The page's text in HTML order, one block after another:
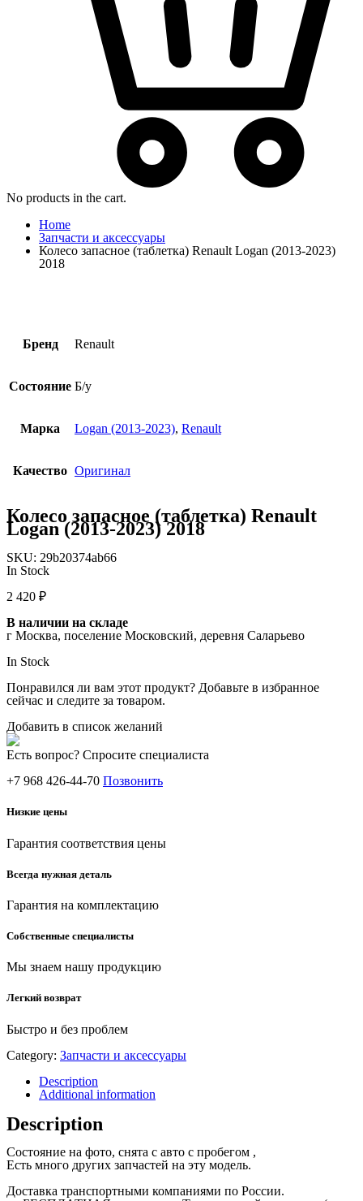
No products in the cart.
Home
Запчасти и аксессуары
Колесо запасное (таблетка) Renault Logan (2013-2023)
2018
Бренд Renault
Состояние Б/у
Марка Logan (2013-2023), Renault
Качество Оригинал
Колесо запасное (таблетка) Renault
Logan (2013-2023) 2018
SKU: 29b20374ab66
In Stock
2 420 ₽
В наличии на складе
г Москва, поселение Московский, деревня Саларьево
In Stock
Понравился ли вам этот продукт? Добавьте в избранное
сейчас и следите за товаром.
Добавить в список желаний
Есть вопрос? Спросите специалиста
+7 968 426-44-70 Позвонить
Низкие цены
Гарантия соответствия цены
Всегда нужная деталь
Гарантия на комплектацию
Собственные специалисты
Мы знаем нашу продукцию
Легкий возврат
Быстро и без проблем
Category: Запчасти и аксессуары
Description
Additional information
Description
Состояние на фото, снята с авто с пробегом ,
Есть много других запчастей на эту модель.
Доставка транспортными компаниями по России.